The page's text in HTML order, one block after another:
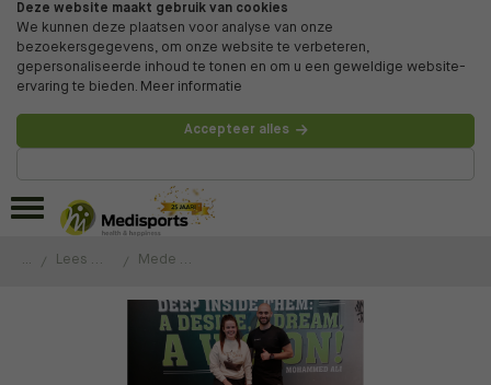
Deze website maakt gebruik van cookies
We kunnen deze plaatsen voor analyse van onze
bezoekersgegevens, om onze website te verbeteren,
gepersonaliseerde inhoud te tonen en om u een geweldige website-
ervaring te bieden. Meer informatie
Accepteer alles
... Lees de ervaringen van onze klanten Mede dankzij Bastiaan heb ik het vertrouwen in mijn eigen lichaam teruggevonden!